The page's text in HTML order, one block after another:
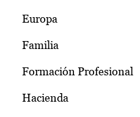
Europa
Familia
Formación Profesional
Hacienda